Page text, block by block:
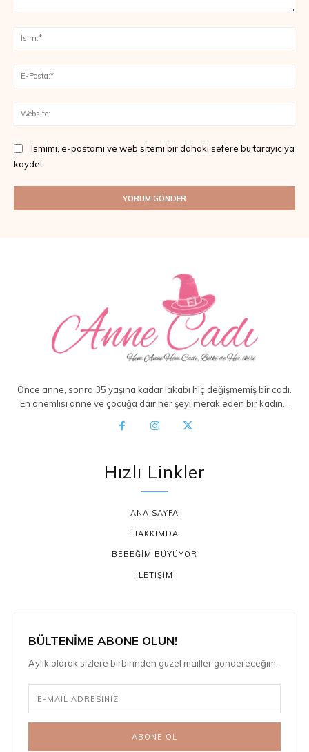
Ismimi, e-postamı ve web sitemi bir dahaki sefere bu tarayıcıya
kaydet.
Önce anne, sonra 35 yaşına kadar lakabı hiç değişmemiş bir cadı.
En önemlisi anne ve çocuğa dair her şeyi merak eden bir kadın…
Hızlı Linkler
ANA SAYFA
HAKKIMDA
BEBEĞİM BÜYÜYOR
İLETİŞİM
BÜLTENİME ABONE OLUN!
Aylık olarak sizlere birbirinden güzel mailler göndereceğim.
ABONE OL